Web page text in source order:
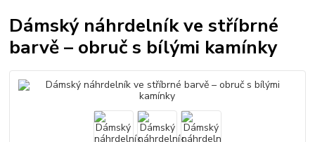
Dámský náhrdelník ve stříbrné
barvě – obruč s bílými kamínky